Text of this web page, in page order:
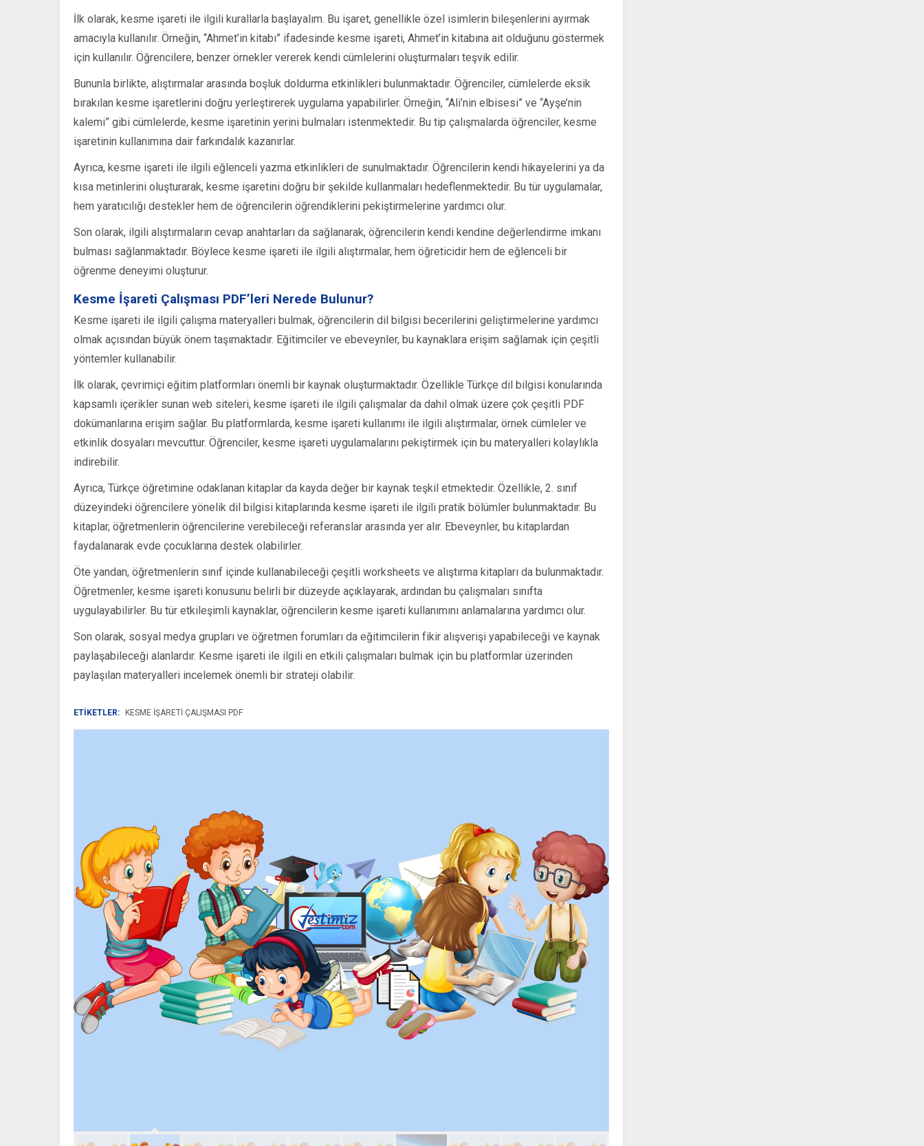
İlk olarak, kesme işareti ile ilgili kurallarla başlayalım. Bu işaret, genellikle özel isimlerin bileşenlerini ayırmak
amacıyla kullanılır. Örneğin, “Ahmet’in kitabı” ifadesinde kesme işareti, Ahmet’in kitabına ait olduğunu göstermek
için kullanılır. Öğrencilere, benzer örnekler vererek kendi cümlelerini oluşturmaları teşvik edilir.
Bununla birlikte, alıştırmalar arasında boşluk doldurma etkinlikleri bulunmaktadır. Öğrenciler, cümlelerde eksik
bırakılan kesme işaretlerini doğru yerleştirerek uygulama yapabilirler. Örneğin, “Ali’nin elbisesi” ve “Ayşe’nin
kalemi” gibi cümlelerde, kesme işaretinin yerini bulmaları istenmektedir. Bu tip çalışmalarda öğrenciler, kesme
işaretinin kullanımına dair farkındalık kazanırlar.
Ayrıca, kesme işareti ile ilgili eğlenceli yazma etkinlikleri de sunulmaktadır. Öğrencilerin kendi hikayelerini ya da
kısa metinlerini oluşturarak, kesme işaretini doğru bir şekilde kullanmaları hedeflenmektedir. Bu tür uygulamalar,
hem yaratıcılığı destekler hem de öğrencilerin öğrendiklerini pekiştirmelerine yardımcı olur.
Son olarak, ilgili alıştırmaların cevap anahtarları da sağlanarak, öğrencilerin kendi kendine değerlendirme imkanı
bulması sağlanmaktadır. Böylece kesme işareti ile ilgili alıştırmalar, hem öğreticidir hem de eğlenceli bir
öğrenme deneyimi oluşturur.
Kesme İşareti Çalışması PDF’leri Nerede Bulunur?
Kesme işareti ile ilgili çalışma materyalleri bulmak, öğrencilerin dil bilgisi becerilerini geliştirmelerine yardımcı
olmak açısından büyük önem taşımaktadır. Eğitimciler ve ebeveynler, bu kaynaklara erişim sağlamak için çeşitli
yöntemler kullanabilir.
İlk olarak, çevrimiçi eğitim platformları önemli bir kaynak oluşturmaktadır. Özellikle Türkçe dil bilgisi konularında
kapsamlı içerikler sunan web siteleri, kesme işareti ile ilgili çalışmalar da dahil olmak üzere çok çeşitli PDF
dokümanlarına erişim sağlar. Bu platformlarda, kesme işareti kullanımı ile ilgili alıştırmalar, örnek cümleler ve
etkinlik dosyaları mevcuttur. Öğrenciler, kesme işareti uygulamalarını pekiştirmek için bu materyalleri kolaylıkla
indirebilir.
Ayrıca, Türkçe öğretimine odaklanan kitaplar da kayda değer bir kaynak teşkil etmektedir. Özellikle, 2. sınıf
düzeyindeki öğrencilere yönelik dil bilgisi kitaplarında kesme işareti ile ilgili pratik bölümler bulunmaktadır. Bu
kitaplar, öğretmenlerin öğrencilerine verebileceği referanslar arasında yer alır. Ebeveynler, bu kitaplardan
faydalanarak evde çocuklarına destek olabilirler.
Öte yandan, öğretmenlerin sınıf içinde kullanabileceği çeşitli worksheets ve alıştırma kitapları da bulunmaktadır.
Öğretmenler, kesme işareti konusunu belirli bir düzeyde açıklayarak, ardından bu çalışmaları sınıfta
uygulayabilirler. Bu tür etkileşimli kaynaklar, öğrencilerin kesme işareti kullanımını anlamalarına yardımcı olur.
Son olarak, sosyal medya grupları ve öğretmen forumları da eğitimcilerin fikir alışverişi yapabileceği ve kaynak
paylaşabileceği alanlardır. Kesme işareti ile ilgili en etkili çalışmaları bulmak için bu platformlar üzerinden
paylaşılan materyalleri incelemek önemli bir strateji olabilir.
ETİKETLER: KESME İŞARETI ÇALIŞMASI PDF